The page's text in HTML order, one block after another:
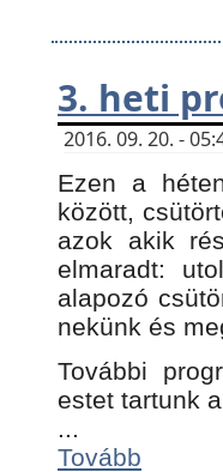
3. heti
2016. 09. 20. -
Ezen a
között,
azok akik
elmaradt:
alapozó
nekünk és
További
estet tartunk
...
Tovább